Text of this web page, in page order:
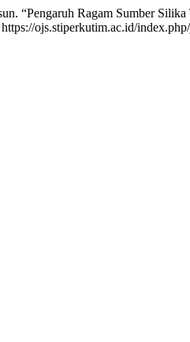
“Pengaruh Ragam Sumber
ojs.stiperkutim.ac.id/